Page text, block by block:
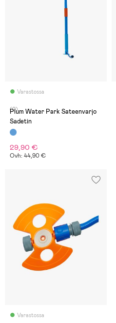
Varastossa
(0)
Plum Water Park Sateenvarjo
Sadetin
29,90 €
Ovh: 44,90 €
Varastossa